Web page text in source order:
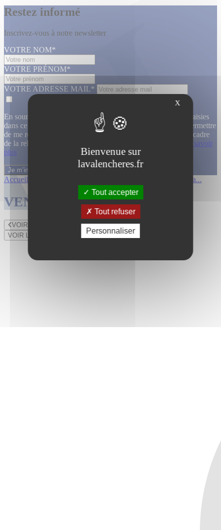
Restez informé
Inscrivez-vous à notre newsletter
VOTRE NOM*
VOTRE PRÉNOM*
VOTRE ADRESSE MAIL*
En soumettant ce formulaire, j’accepte que les informations saisies
dans ce formulaire soient utilisées, exploitées, traitées pour permettre
de me recontacter, pour m’envoyer des informations, dans le cadre
de la relation commerciale qui découle de cette demande.
En savoir
plus
Accueil Affiches cinema...
VENTES TERMINÉES
VOIR LE LOT PRÉCÉDENT
VOIR LE LOT SUIVANT
X
Bienvenue sur
lavalencheres.fr
Tout accepter
Tout refuser
Personnaliser